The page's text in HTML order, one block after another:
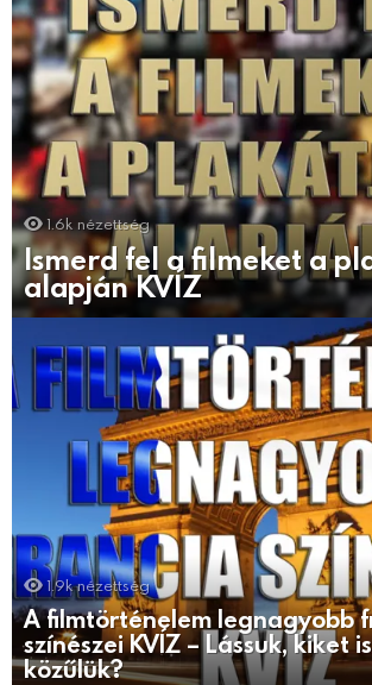
1.6k nézettség
Ismerd fel a filmeket a
alapján KVÍZ
1.9k nézettség
A filmtörténelem legnagyobb
színészei KVÍZ – Lássuk, kiket
közűlük?